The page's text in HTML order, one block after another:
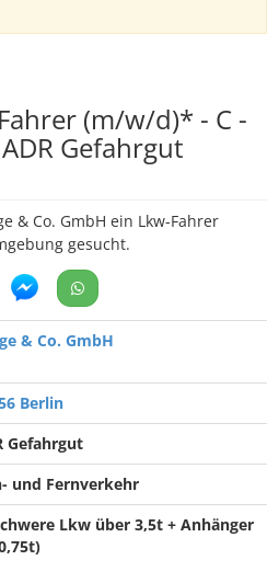
(m/w/d)* - C -
ADR Gefahrgut
& Co. GmbH ein Lkw-Fahrer
gesucht.
& Co. GmbH
Berlin
Gefahrgut
und Fernverkehr
Lkw über 3,5t + Anhänger